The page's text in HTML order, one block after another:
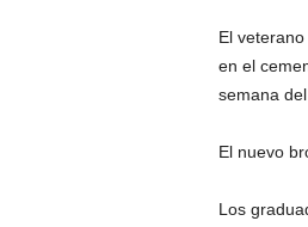
El
en el
semana
El nuevo
Los